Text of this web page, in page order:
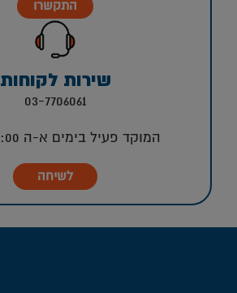
התקשרו
שירות לקוחות
03-7706061
המוקד פעיל בימים א-ה 08:00-16:00
לשיחה